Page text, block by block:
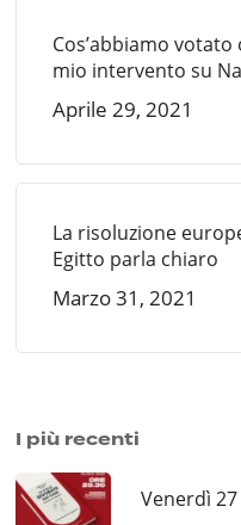
Cos’abbiamo
mio intervento su
Aprile 29, 2021
La risoluzione
Egitto parla chiaro
Marzo 31, 2021
I più recenti
Venerdì